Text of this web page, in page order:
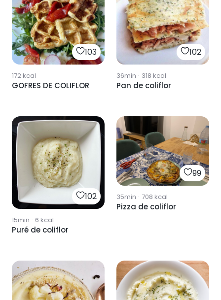
103
172kcal
GOFRES DE COLIFLOR
102
36min · 318 kcal
Pan de coliflor
102
15min · 6 kcal
Puré de coliflor
99
35min · 708 kcal
Pizza de coliflor